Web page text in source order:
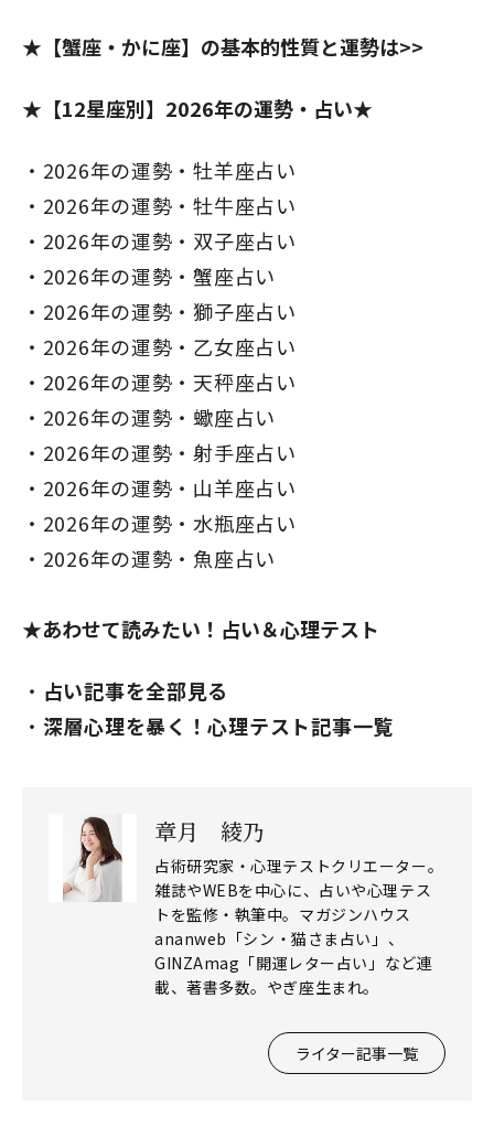
★【蟹座・かに座】の基本的性質と運勢は>>
★【12星座別】2026年の運勢・占い★
2026年の運勢・牡羊座占い
2026年の運勢・牡牛座占い
2026年の運勢・双子座占い
2026年の運勢・蟹座占い
2026年の運勢・獅子座占い
2026年の運勢・乙女座占い
2026年の運勢・天秤座占い
2026年の運勢・蠍座占い
2026年の運勢・射手座占い
2026年の運勢・山羊座占い
2026年の運勢・水瓶座占い
2026年の運勢・魚座占い
★あわせて読みたい！占い＆心理テスト
占い記事を全部見る
深層心理を暴く！心理テスト記事一覧
章月 綾乃
占術研究家・心理テストクリエーター。
雑誌やWEBを中心に、占いや心理テス
トを監修・執筆中。マガジンハウス
ananweb「シン・猫さま占い」、
GINZAmag「開運レター占い」など連
載、著書多数。やぎ座生まれ。
ライター記事一覧
閉じる